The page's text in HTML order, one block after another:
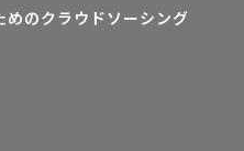
めのクラウドソーシング